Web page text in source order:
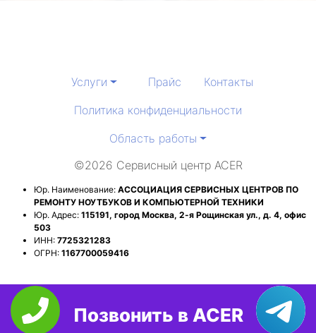
Услуги Прайс
Контакты
Политика конфиденциальности
Область работы
©2026 Сервисный центр ACER
Юр. Наименование: АССОЦИАЦИЯ СЕРВИСНЫХ ЦЕНТРОВ ПО
РЕМОНТУ НОУТБУКОВ И КОМПЬЮТЕРНОЙ ТЕХНИКИ
Юр. Адрес: 115191, город Москва, 2-я Рощинская ул., д. 4, офис
503
ИНН: 7725321283
ОГРН: 1167700059416
Позвонить в ACER